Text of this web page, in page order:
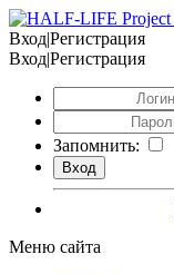
Вход|Регистрация
Вход|Регистрация
Запомнить:
Меню сайта